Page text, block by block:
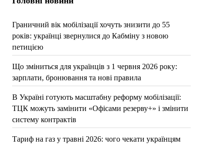
Граничний вік мобілізації хочуть знизити до 55
років: українці звернулися до Кабміну з новою
петицією
Що зміниться для українців з 1 червня 2026 року:
зарплати, бронювання та нові правила
В Україні готують масштабну реформу мобілізації:
ТЦК можуть замінити «Офісами резерву+» і змінити
систему контрактів
Тариф на газ у травні 2026: чого чекати українцям